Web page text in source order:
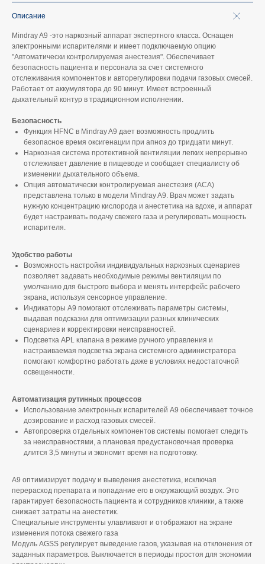
Описание
Mindray A9 -это наркозный аппарат экспертного класса. Оснащен
электронными испарителями и имеет подключаемую опцию
"Автоматически контролируемая анестезия". Обеспечивает
безопасность пациента и персонала за счет системного
отслеживания компонентов и авторегулировки подачи газовых смесей.
Работает от аккумулятора до 90 минут. Имеет встроенный
дыхательный контур в традиционном исполнении.
Безопасность
Функция HFNC в Mindray A9 дает возможность продлить
безопасное время оксигенации при апноэ до тридцати минут.
Наркозная система протективной вентиляции легких непрерывно
отслеживает давление в пищеводе и сообщает специалисту об
изменении дыхательного объема.
Опция автоматически контролируемая анестезия (ACA)
представлена только в модели Mindray A9. Врач может задать
нужную концентрацию кислорода и анестетика на вдохе, и аппарат
будет настраивать подачу свежего газа и регулировать мощность
испарителя.
Удобство работы
Возможность настройки индивидуальных наркозных сценариев
позволяет задавать необходимые режимы вентиляции по
умолчанию для быстрого выбора и менять интерфейс рабочего
экрана, используя сенсорное управление.
Индикаторы А9 помогают отслеживать параметры системы,
выдавая подсказки для оптимизации разных клинических
сценариев и корректировки неисправностей.
Подсветка APL клапана в режиме ручного управления и
настраиваемая подсветка экрана системного администратора
помогают комфортно работать даже в условиях недостаточной
освещенности.
Автоматизация рутинных процессов
Использование электронных испарителей А9 обеспечивает точное
дозирование и расход газовых смесей.
Автопроверка отдельных компонентов системы помогает следить
за неисправностями, а плановая предустановочная проверка
длится 3,5 минуты и экономит время на подготовку.
A9 оптимизирует подачу и выведения анестетика, исключая
перерасход препарата и попадание его в окружающий воздух. Это
гарантирует безопасность пациента и сотрудников клиники, а также
снижает затраты на анестетик.
Специальные инструменты улавливают и отображают на экране
изменения потока свежего газа
Модуль AGSS регулирует выведение газов, указывая на отклонения от
заданных параметров. Выключается в периоды простоя для экономии